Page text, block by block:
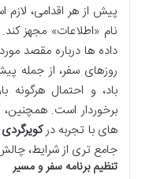
پیش از هر اقدامی، لازم
نام «اطلاعات» مجهز
داده ها درباره مقصد
روزهای سفر، از جمله
باد، و احتمال هرگونه
برخوردار است.
های با تجربه در
جامع تری از شرایط،
تنظیم برنامه سفر و مسیر